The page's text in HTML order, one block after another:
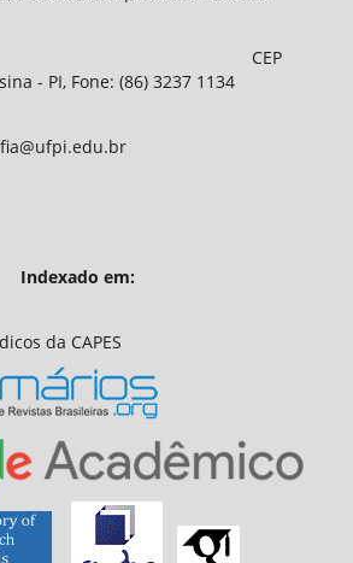
- PI, Fone: (86) 3237 1134
Indexado em: